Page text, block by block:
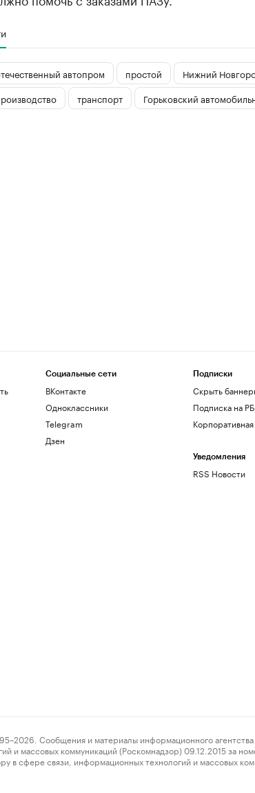
автопром простой Нижний
транспорт Горьковский
Социальные сети
ВКонтакте
Одноклассники
Telegram
Дзен
Подписки
Скрыть
Подписка на
Уведомления
RSS Новости
Сообщения и материалы информационного агентства
и массовых коммуникаций (Роскомнадзор) 09.12.2015 за
в сфере связи, информационных технологий и массовых